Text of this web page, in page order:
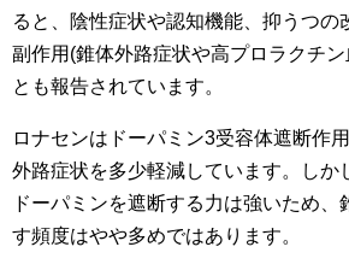
ると、陰性症状や認知機能、抑うつの
副作用(錐体外路症状や高プロラクチ
とも報告されています。
ロナセンはドーパミン3受容体遮断作
外路症状を多少軽減しています。しか
ドーパミンを遮断する力は強いため、
す頻度はやや多めではあります。